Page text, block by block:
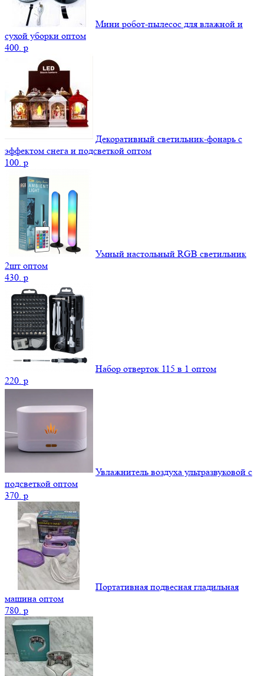
Мини робот-пылесос для влажной и
сухой уборки оптом
400. p
Декоративный светильник-фонарь с
эффектом снега и подсветкой оптом
100. p
Умный настольный RGB светильник
2шт оптом
430. p
Набор отверток 115 в 1 оптом
220. p
Увлажнитель воздуха ультразвуковой с
подсветкой оптом
370. p
Портативная подвесная гладильная
машина оптом
780. p